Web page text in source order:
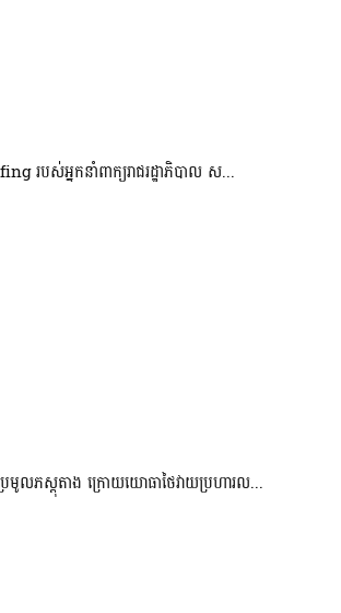
របស់អ្នកនាំពាក្យរាជរដ្ឋាភិបាល ស...
រមូលភស្តុតាង ក្រោយយោធាថៃវាយប្រហារល...